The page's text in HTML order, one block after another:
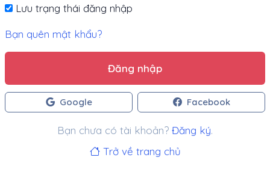
Lưu trạng thái đăng nhập
Bạn quên mật khẩu?
Đăng nhập
Google Facebook
Bạn chưa có tài khoản? Đăng ký.
Trở về trang chủ